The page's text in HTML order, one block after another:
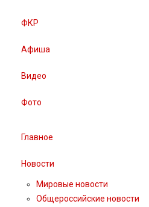
ФКР
Афиша
Видео
Фото
Главное
Новости
Мировые новости
Общероссийские новости